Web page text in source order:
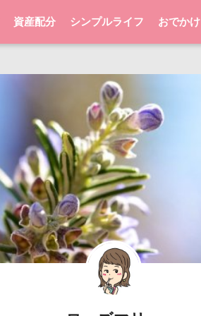
資産配分 シンプルライフ おでかけ